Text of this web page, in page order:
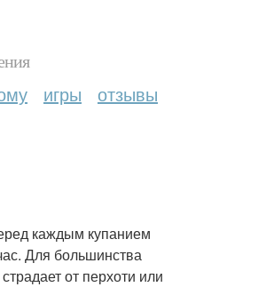
игры отзывы
каждым купанием
Для большинства
от перхоти или